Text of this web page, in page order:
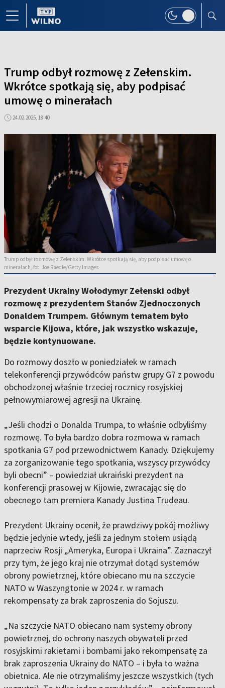
Trump odbył rozmowę z Zełenskim.
Wkrótce spotkają się, aby podpisać
umowę o minerałach
24.02.2025, 18:40
Trump odbył rozmowę z Zełenskim. Wkrótce spotkają się, aby podpisać umowę o
minerałach, fot. Joe Raedle/Getty Images
Prezydent Ukrainy Wołodymyr Zełenski odbył
rozmowę z prezydentem Stanów Zjednoczonych
Donaldem Trumpem. Głównym tematem było
wsparcie Kijowa, które, jak wszystko wskazuje,
będzie kontynuowane.
Do rozmowy doszło w poniedziałek w ramach
telekonferencji przywódców państw grupy G7 z powodu
obchodzonej właśnie trzeciej rocznicy rosyjskiej
pełnowymiarowej agresji na Ukrainę.
„Jeśli chodzi o Donalda Trumpa, to właśnie odbyliśmy
rozmowę. To była bardzo dobra rozmowa w ramach
spotkania G7 pod przewodnictwem Kanady. Dziękujemy
za zorganizowanie tego spotkania, wszyscy przywódcy
byli obecni” – powiedział ukraiński prezydent na
konferencji prasowej w Kijowie, zwracając się do
obecnego tam premiera Kanady Justina Trudeau.
Prezydent Ukrainy ocenił, że prawdziwy pokój możliwy
będzie jedynie wtedy, jeśli za jednym stołem usiądą
naprzeciw Rosji „Ameryka, Europa i Ukraina”. Zaznaczył
przy tym, że jego kraj nie otrzymał dotąd systemów
obrony powietrznej, które obiecano mu na szczycie
NATO w Waszyngtonie w 2024 r. w ramach
rekompensaty za brak zaproszenia do Sojuszu.
„Na szczycie NATO obiecano nam systemy obrony
powietrznej, do ochrony naszych obywateli przed
rosyjskimi rakietami i bombami jako rekompensatę za
brak zaproszenia Ukrainy do NATO – i była to ważna
obietnica. Ale nie otrzymaliśmy jeszcze wszystkich (tych